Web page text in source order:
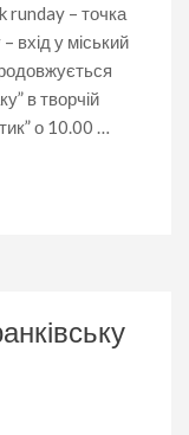
runday – точка
вхід у міський
в творчій
о 10.00 …